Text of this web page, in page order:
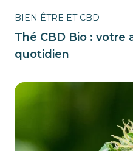
BIEN ÊTRE ET CBD
Thé CBD Bio : votre
quotidien